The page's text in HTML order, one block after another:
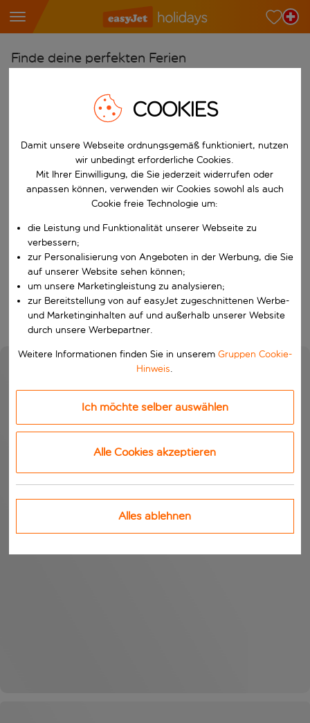
Finde deine perfekten Ferien
Wähle deine Flughäfen
Beginne mit der Eingabe für die automatische
Reiseziele finden
W&auml;hle ein Ab- und R&uuml;ckflugdatum aus.
Wähle deine Reisedaten
Wann
Wer
Suchen
COOKIES
Damit unsere Webseite ordnungsgemäß funktioniert, nutzen
wir unbedingt erforderliche Cookies.
Mit Ihrer Einwilligung, die Sie jederzeit widerrufen oder
anpassen können, verwenden wir Cookies sowohl als auch
Cookie freie Technologie um:
die Leistung und Funktionalität unserer Webseite zu
verbessern;
zur Personalisierung von Angeboten in der Werbung, die Sie
auf unserer Website sehen können;
um unsere Marketingleistung zu analysieren;
zur Bereitstellung von auf easyJet zugeschnittenen Werbe-
und Marketinginhalten auf und außerhalb unserer Website
durch unsere Werbepartner.
Weitere Informationen finden Sie in unserem Gruppen Cookie-
Hinweis.
Ich möchte selber auswählen
Alle Cookies akzeptieren
Alles ablehnen